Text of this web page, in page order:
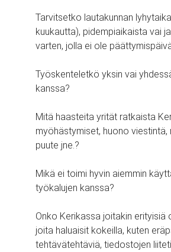
Tarvitsetko lautakunnan
kuukautta), pidempiaikaista vai
varten, jolla ei ole
Työskenteletkö yksin vai
kanssa?
Mitä haasteita yrität ratkaista
myöhästymiset, huono viestintä,
puute jne.?
Mikä ei toimi hyvin aiemmin
työkalujen kanssa?
Onko Kerikassa joitakin erityisiä
joita haluaisit kokeilla, kuten
tehtävätehtäviä, tiedostojen